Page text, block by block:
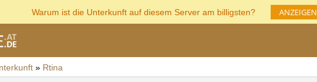
Warum ist die Unterkunft auf diesem Server am billigsten? ANZEIGEN
» Rtina